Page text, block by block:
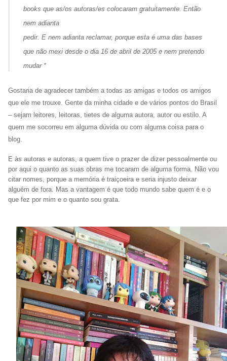
books que as/os autoras/es colocaram gratuitamente. Então
nem adianta
pedir. E nem adianta reclamar, porque esta é uma das bases
que não mexi desde o dia 16 de abril de 2005 e nem pretendo
mudar *
Gostaria de agradecer também a todas as amigas e todos os amigos
que ele me trouxe. Gente da minha cidade e de vários pontos do Brasil
– sejam leitores, leitoras, tietes de alguma autora, autor ou estilo. A
quem me socorreu em alguma dúvida ou com alguma coisa para o
blog.
E às autoras e autoras, a quem tive o prazer de dizer pessoalmente ou
por aqui o quanto as suas obras me tocaram de alguma forma. Não vou
citar nomes, porque a memória é traiçoeira e seria injusto deixar
alguém de fora. Mas a vantagem é que todo mundo sabe quem é e o
que fez por mim e o quanto sou grata.